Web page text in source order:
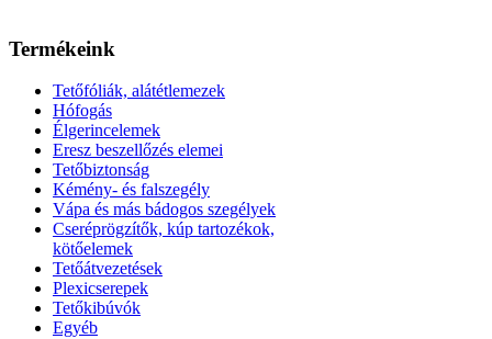
Termékeink
Tetőfóliák, alátétlemezek
Hófogás
Élgerincelemek
Eresz beszellőzés elemei
Tetőbiztonság
Kémény- és falszegély
Vápa és más bádogos szegélyek
Cseréprögzítők, kúp tartozékok,
kötőelemek
Tetőátvezetések
Plexicserepek
Tetőkibúvók
Egyéb